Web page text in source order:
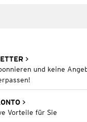
und keine
Vorteile für Sie